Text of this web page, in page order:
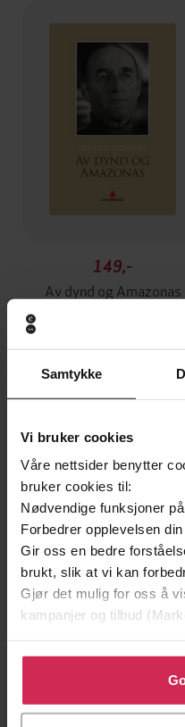
Samtykke
Vi bruker cookies
Våre nettsider benytter
bruker cookies til:
Nødvendige funksjoner
Forbedrer opplevelsen
Gir oss en bedre
brukt, slik at vi kan
Gjør det mulig for oss å
kampanjer og tilbud
Klikk på «Godta alle» for
bruke cookies for alle
tilpasse ditt samtykke til
149,-
Av dynd og Amazonas
Andre har også